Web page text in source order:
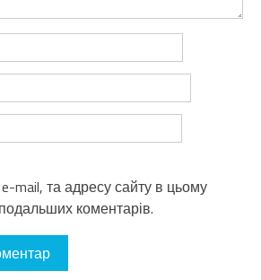
mail, та адресу сайту в цьому
коментарів.